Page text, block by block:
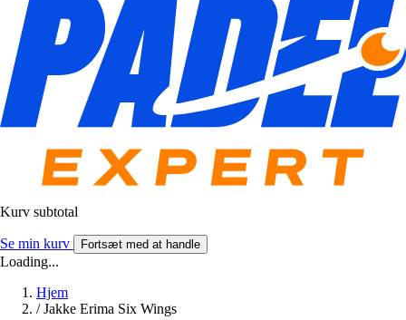
Kurv subtotal
Se min kurv Fortsæt med at handle
Loading...
Hjem
/ Jakke Erima Six Wings